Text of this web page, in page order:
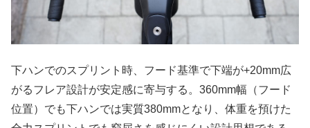
下ハンでのスプリント時、フード基準で下端が+20mm広
がるフレア設計が安定感に寄与する。360mm幅（フード
位置）でも下ハンでは実質380mmとなり、体重を預けた